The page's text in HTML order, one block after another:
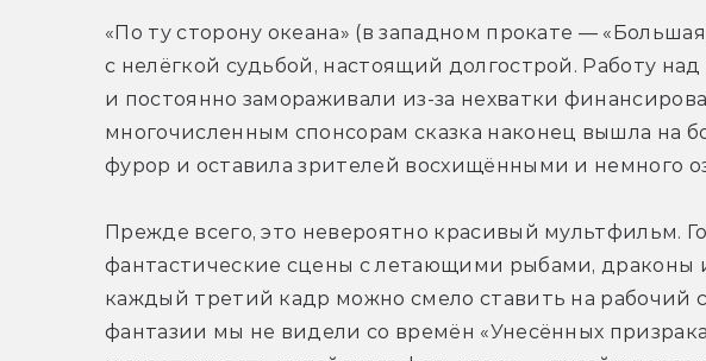
«По ту сторону океана» (в западном прокате —
с нелёгкой судьбой, настоящий долгострой. Работу
и постоянно замораживали из-за нехватки
многочисленным спонсорам сказка наконец вышла на
фурор и оставила зрителей восхищёнными и немного
Прежде всего, это невероятно красивый мультфильм.
фантастические сцены с летающими рыбами, драконы
каждый третий кадр можно смело ставить на рабочий
фантазии мы не видели со времён «Унесённых